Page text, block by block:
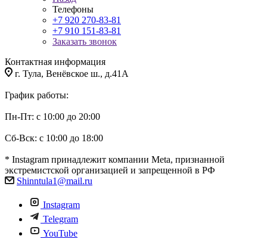
Телефоны
+7 920 270-83-81
+7 910 151-83-81
Заказать звонок
Контактная информация
г. Тула, Венёвское ш., д.41А
График работы:
Пн-Пт: с 10:00 до 20:00
Сб-Вск: с 10:00 до 18:00
* Instagram принадлежит компании Meta, признанной
экстремистской организацией и запрещенной в РФ
Shinntula1@mail.ru
Instagram
Telegram
YouTube